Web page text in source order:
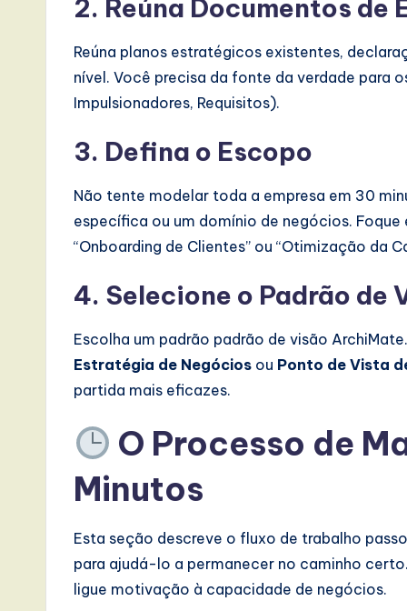
2. Reúna Documentos de
Reúna planos estratégicos existentes,
nível. Você precisa da fonte da verdade para
Impulsionadores, Requisitos).
3. Defina o Escopo
Não tente modelar toda a empresa em 30
específica ou um domínio de negócios.
“Onboarding de Clientes” ou “Otimização da
4. Selecione o Padrão de
Escolha um padrão padrão de visão
Estratégia de Negócios ou Ponto de Vista
partida mais eficazes.
O Processo de
Minutos
Esta seção descreve o fluxo de trabalho
para ajudá-lo a permanecer no caminho
ligue motivação à capacidade de negócios.